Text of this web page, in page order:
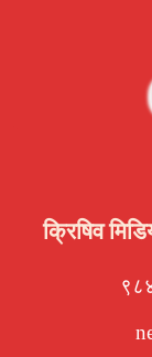
क्रिषिव